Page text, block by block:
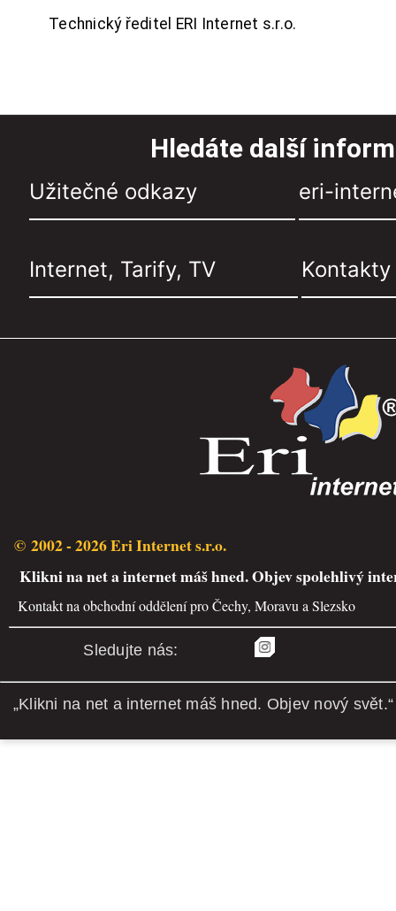
Technický ředitel ERI Internet s.r.o.
Hledáte další
Užitečné odkazy eri-
Internet, Tarify, TV Kontakty
© 2002 - 2026 Eri Internet s.r.o.
Klikni na net a internet máš hned. Objev spolehlivý
Kontakt na obchodní oddělení pro Čechy, Moravu a Slezsko
Sledujte nás:
„Klikni na net a internet máš hned. Objev nový svět.“